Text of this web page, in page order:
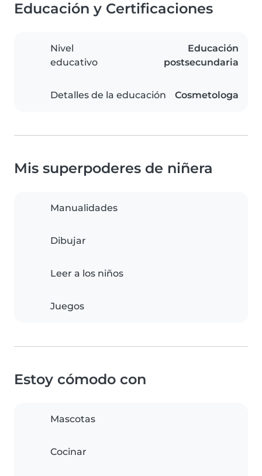
Educación y Certificaciones
Nivel
educativo
Educación
postsecundaria
Detalles de la educación Cosmetologa
Mis superpoderes de niñera
Manualidades
Dibujar
Leer a los niños
Juegos
Estoy cómodo con
Mascotas
Cocinar